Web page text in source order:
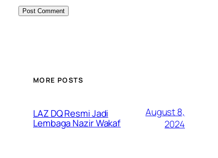
MORE POSTS
LAZ DQ Resmi Jadi
Lembaga Nazir Wakaf
August 8,
2024